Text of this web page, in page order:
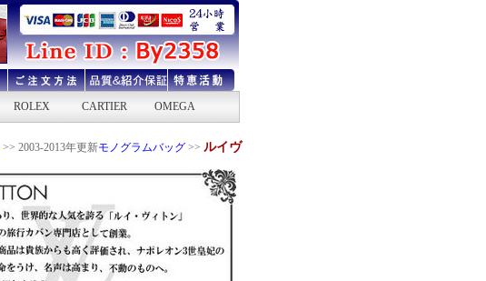
>> 2003-2013年更新モノグラムバッグ >> ルイヴ